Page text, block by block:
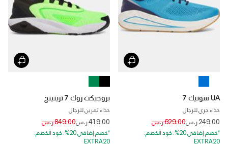
UA سونيك 7
حذاء جري للرجال
249.00 ر.س Price reduced from
629.00 ر.س to
*خصم إضافي 20%. كود الخصم:
EXTRA20
بروجيكت روك 7 ترينينج
حذاء تمرين للرجال
419.00 ر.س Price reduced from
849.00 ر.س to
*خصم إضافي 20%. كود الخصم:
EXTRA20